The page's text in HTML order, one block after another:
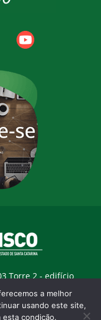
Torre 2 - edifício
a melhor
usando este site,
esta condição.